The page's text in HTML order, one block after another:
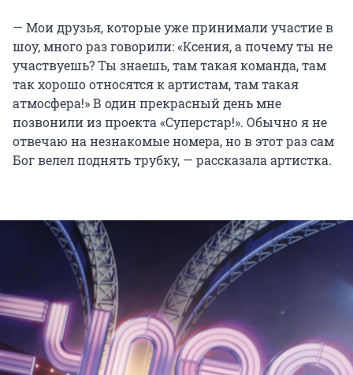
— Мои друзья, которые уже принимали участие в
шоу, много раз говорили: «Ксения, а почему ты не
участвуешь? Ты знаешь, там такая команда, там
так хорошо относятся к артистам, там такая
атмосфера!» В один прекрасный день мне
позвонили из проекта «Суперстар!». Обычно я не
отвечаю на незнакомые номера, но в этот раз сам
Бог велел поднять трубку, — рассказала артистка.